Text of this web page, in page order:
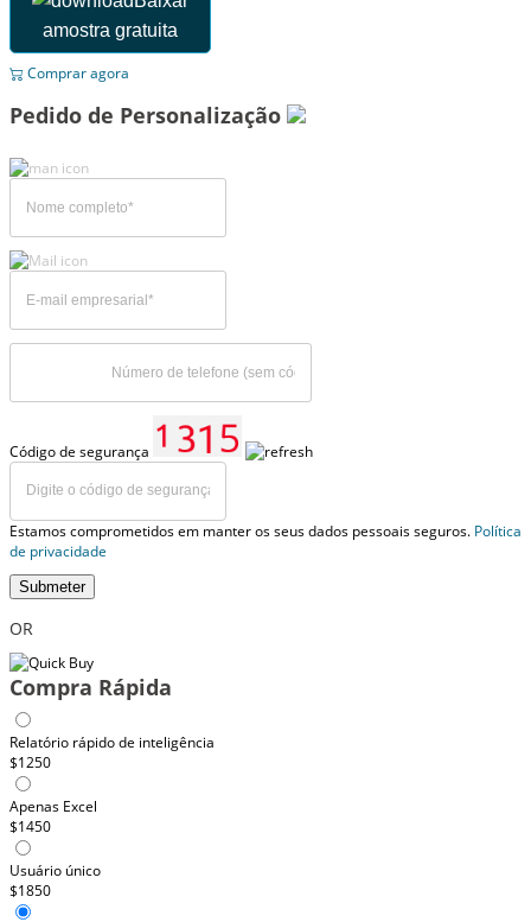
amostra gratuita
Comprar agora
Pedido de Personalização
Código de segurança
Estamos comprometidos em manter os seus dados pessoais seguros. Política
de privacidade
Submeter
OR
Compra Rápida
Relatório rápido de inteligência
$1250
Apenas Excel
$1450
Usuário único
$1850